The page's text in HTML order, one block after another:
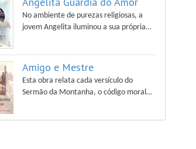
No ambiente de purezas religiosas, a
jovem Angelita iluminou a sua própria…
Amigo e Mestre
Esta obra relata cada versículo do
Sermão da Montanha, o código moral…